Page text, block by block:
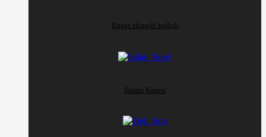
Baget ekmeği kağıdı
Salata Kasesi